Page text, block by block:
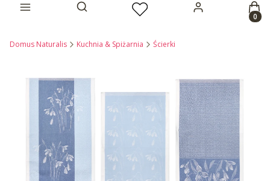
Otwórz wyszukiwarkę
Domus Naturalis Kuchnia & Spiżarnia Ścierki